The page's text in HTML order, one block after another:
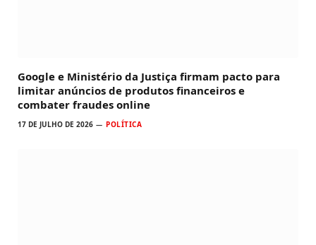
Google e Ministério da Justiça firmam pacto para
limitar anúncios de produtos financeiros e
combater fraudes online
17 DE JULHO DE 2026 POLÍTICA